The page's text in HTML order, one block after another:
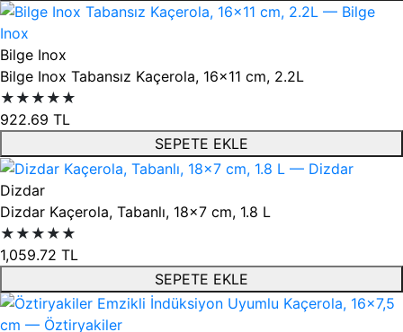
Bilge Inox
Bilge Inox Tabansız Kaçerola, 16x11 cm, 2.2L
★★★★★
922.69 TL
SEPETE EKLE
Dizdar
Dizdar Kaçerola, Tabanlı, 18x7 cm, 1.8 L
★★★★★
1,059.72 TL
SEPETE EKLE